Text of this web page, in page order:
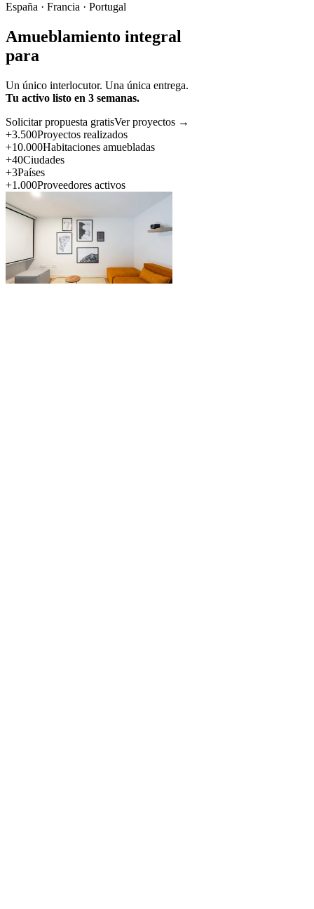
España · Francia · Portugal
Amueblamiento integral
para
Un único interlocutor. Una única entrega.
Tu activo listo en 3 semanas.
Solicitar propuesta gratisVer proyectos →
+3.500Proyectos realizados
+10.000Habitaciones amuebladas
+40Ciudades
+3Países
+1.000Proveedores activos